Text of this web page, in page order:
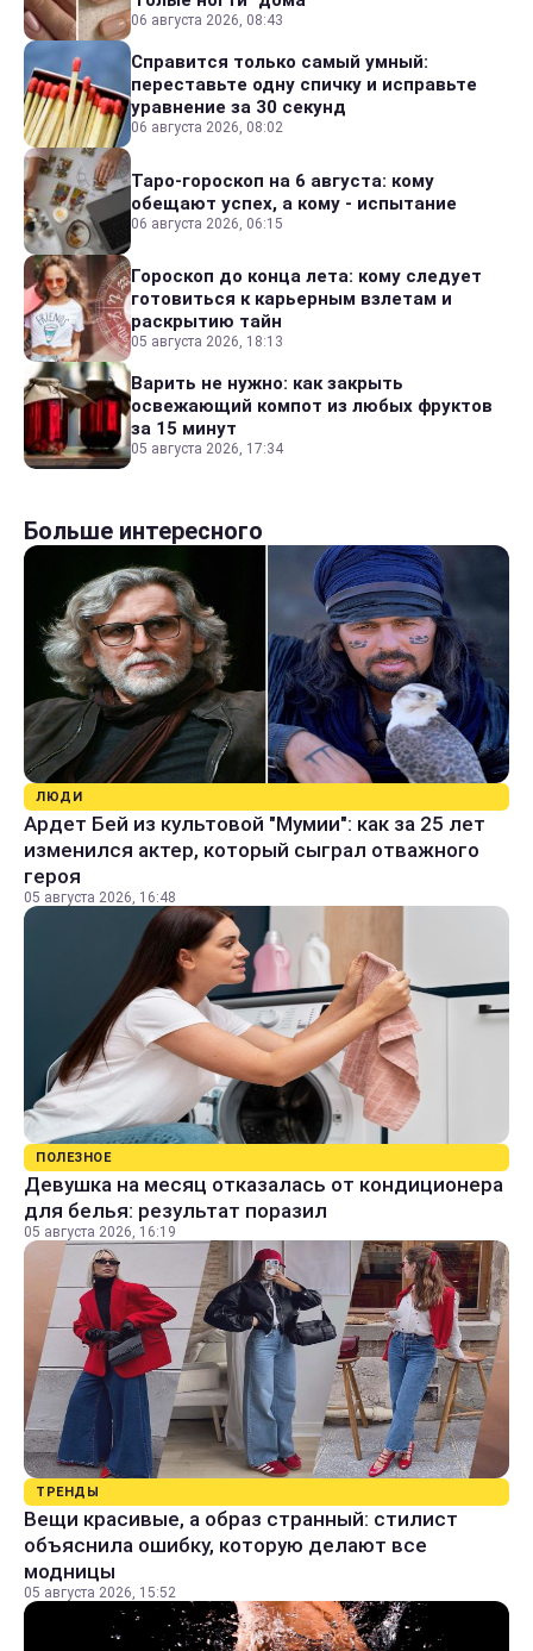
06 августа 2026, 08:43
Справится только самый умный:
переставьте одну спичку и исправьте
уравнение за 30 секунд
06 августа 2026, 08:02
Таро-гороскоп на 6 августа: кому
обещают успех, а кому - испытание
06 августа 2026, 06:15
Гороскоп до конца лета: кому следует
готовиться к карьерным взлетам и
раскрытию тайн
05 августа 2026, 18:13
Варить не нужно: как закрыть
освежающий компот из любых фруктов
за 15 минут
05 августа 2026, 17:34
Больше интересного
ЛЮДИ
Ардет Бей из культовой "Мумии": как за 25 лет
изменился актер, который сыграл отважного
героя
05 августа 2026, 16:48
ПОЛЕЗНОЕ
Девушка на месяц отказалась от кондиционера
для белья: результат поразил
05 августа 2026, 16:19
ТРЕНДЫ
Вещи красивые, а образ странный: стилист
объяснила ошибку, которую делают все
модницы
05 августа 2026, 15:52